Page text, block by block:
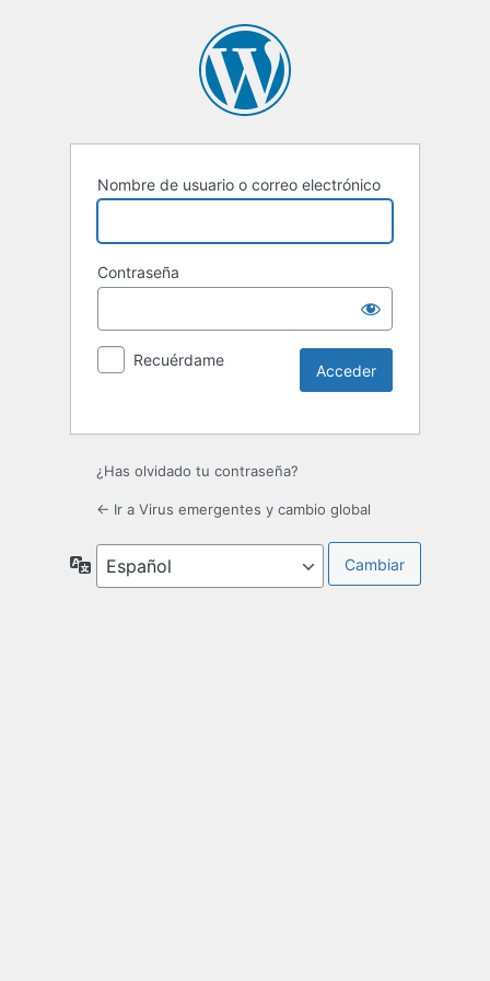
Nombre de usuario o correo electrónico
Contraseña
Recuérdame
¿Has olvidado tu contraseña?
← Ir a Virus emergentes y cambio global
Idioma